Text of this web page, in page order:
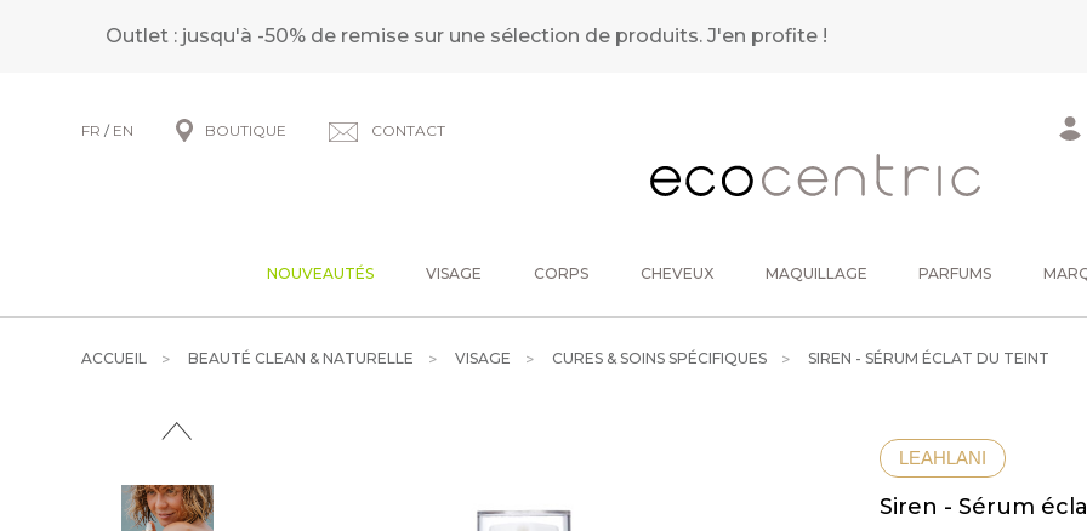
Outlet : jusqu'à -50% de remise sur une sélection de produits.J'en profite !
FR / EN BOUTIQUE CONTACT
NOUVEAUTÉS VISAGE CORPS CHEVEUX MAQUILLAGE PARFUMS
ACCUEIL BEAUTÉ CLEAN & NATURELLE VISAGE CURES & SOINS SPÉCIFIQUES SIREN - SÉRUM ÉCLAT DU TEINT
LEAHLANI
Siren - Sérum